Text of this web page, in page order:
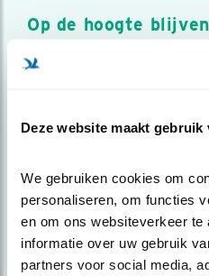
Deze website maakt gebruik
We gebruiken cookies om
personaliseren, om functies
en om ons websiteverkeer
informatie over uw gebruik
partners voor social media,
Op de hoogte
Meld je aan en ontvang
over vogels en activiteiten